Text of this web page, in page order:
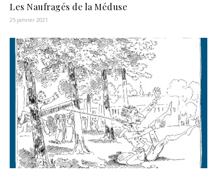
Les Naufragés de la Méduse
25 janvier 2021